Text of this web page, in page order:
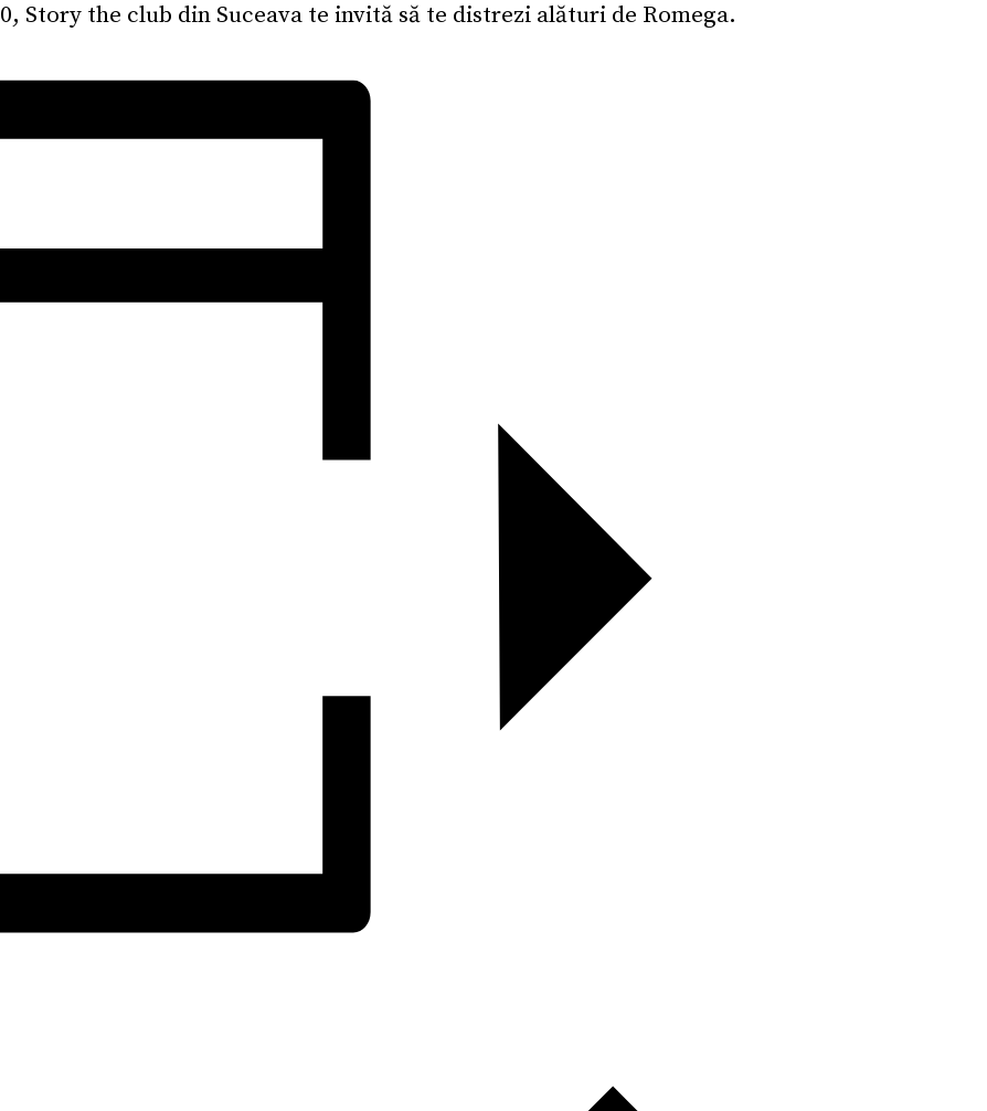
Story the club din Suceava te invită să te distrezi alături de Romega.